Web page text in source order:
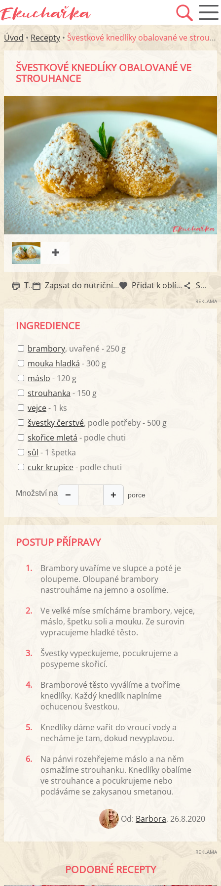
Úvod • Recepty • Švestkové knedlíky obalované ve strouhance
ŠVESTKOVÉ KNEDLÍKY OBALOVANÉ VE
STROUHANCE
Tisk Zapsat do nutričního diáře Přidat k oblíbeným Sdílet
REKLAMA
INGREDIENCE
brambory, uvařené - 250 g
mouka hladká - 300 g
máslo - 120 g
strouhanka - 150 g
vejce- 1 ks
švestky čerstvé, podle potřeby - 500 g
skořice mletá - podle chuti
sůl - 1 špetka
cukr krupice- podle chuti
Množství na − + porce
POSTUP PŘÍPRAVY
1.
Brambory uvaříme ve slupce a poté je
oloupeme. Oloupané brambory
nastrouháme na jemno a osolíme.
2.
Ve velké míse smícháme brambory, vejce,
máslo, špetku soli a mouku. Ze surovin
vypracujeme hladké těsto.
3.
Švestky vypeckujeme, pocukrujeme a
posypeme skořicí.
4.
Bramborové těsto vyválíme a tvoříme
knedlíky. Každý knedlík naplníme
ochucenou švestkou.
5.
Knedlíky dáme vařit do vroucí vody a
necháme je tam, dokud nevyplavou.
6.
Na pánvi rozehřejeme máslo a na něm
osmažíme strouhanku. Knedlíky obalíme
ve strouhance a pocukrujeme nebo
podáváme se zakysanou smetanou.
Od: Barbora, 26.8.2020
REKLAMA
PODOBNÉ RECEPTY